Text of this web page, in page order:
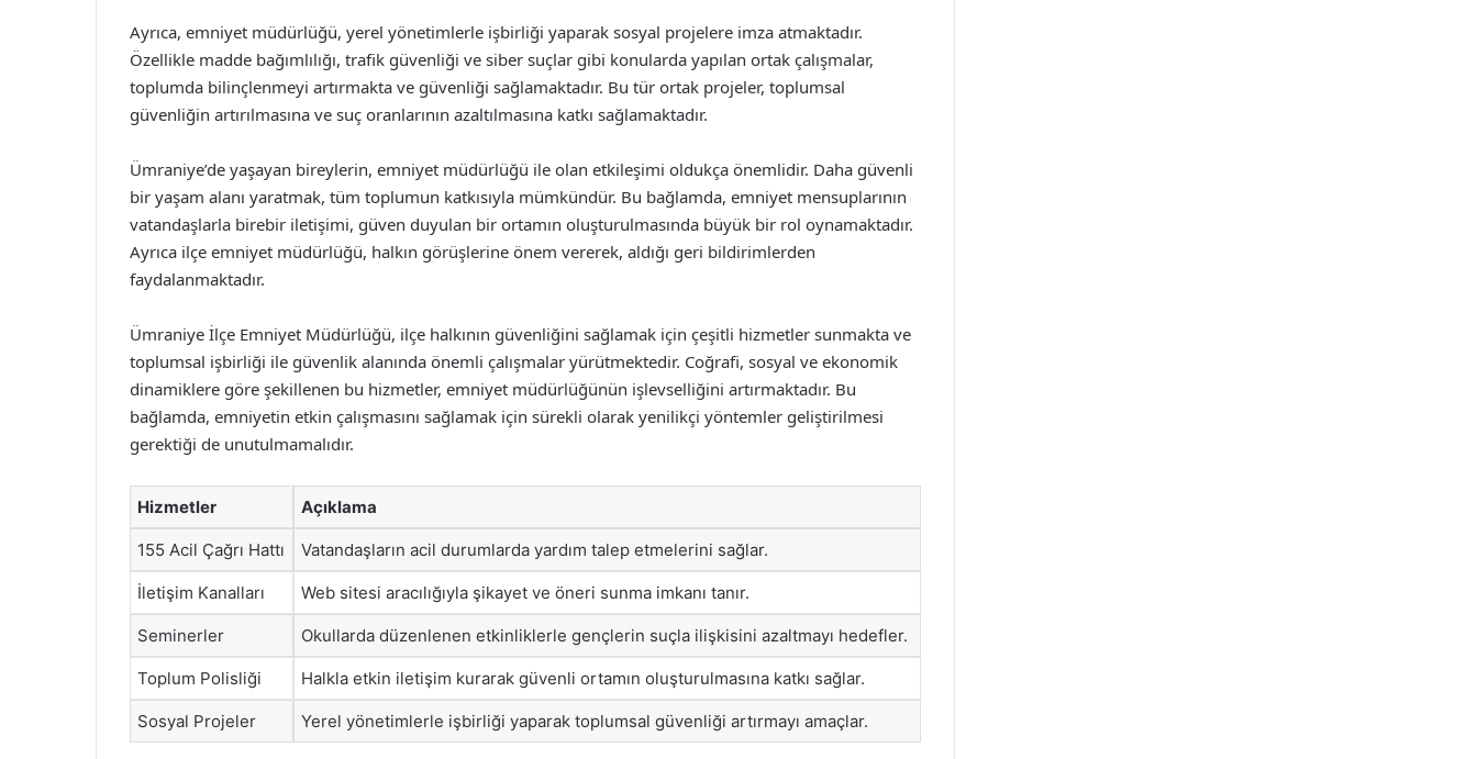
Ayrıca, emniyet müdürlüğü, yerel yönetimlerle işbirliği yaparak sosyal projelere imza atmaktadır.
Özellikle madde bağımlılığı, trafik güvenliği ve siber suçlar gibi konularda yapılan ortak çalışmalar,
toplumda bilinçlenmeyi artırmakta ve güvenliği sağlamaktadır. Bu tür ortak projeler, toplumsal
güvenliğin artırılmasına ve suç oranlarının azaltılmasına katkı sağlamaktadır.
Ümraniye’de yaşayan bireylerin, emniyet müdürlüğü ile olan etkileşimi oldukça önemlidir. Daha güvenli
bir yaşam alanı yaratmak, tüm toplumun katkısıyla mümkündür. Bu bağlamda, emniyet mensuplarının
vatandaşlarla birebir iletişimi, güven duyulan bir ortamın oluşturulmasında büyük bir rol oynamaktadır.
Ayrıca ilçe emniyet müdürlüğü, halkın görüşlerine önem vererek, aldığı geri bildirimlerden
faydalanmaktadır.
Ümraniye İlçe Emniyet Müdürlüğü, ilçe halkının güvenliğini sağlamak için çeşitli hizmetler sunmakta ve
toplumsal işbirliği ile güvenlik alanında önemli çalışmalar yürütmektedir. Coğrafi, sosyal ve ekonomik
dinamiklere göre şekillenen bu hizmetler, emniyet müdürlüğünün işlevselliğini artırmaktadır. Bu
bağlamda, emniyetin etkin çalışmasını sağlamak için sürekli olarak yenilikçi yöntemler geliştirilmesi
gerektiği de unutulmamalıdır.
Hizmetler Açıklama
155 Acil Çağrı Hattı Vatandaşların acil durumlarda yardım talep etmelerini sağlar.
İletişim Kanalları Web sitesi aracılığıyla şikayet ve öneri sunma imkanı tanır.
Seminerler Okullarda düzenlenen etkinliklerle gençlerin suçla ilişkisini azaltmayı hedefler.
Toplum Polisliği Halkla etkin iletişim kurarak güvenli ortamın oluşturulmasına katkı sağlar.
Sosyal Projeler Yerel yönetimlerle işbirliği yaparak toplumsal güvenliği artırmayı amaçlar.